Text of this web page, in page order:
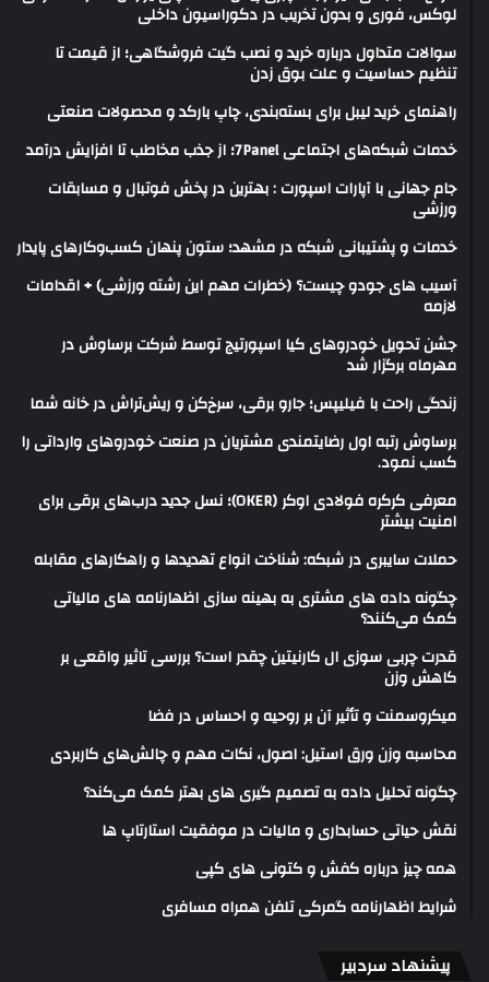
لوکس، فوری و بدون تخریب در دکوراسیون داخلی
سوالات متداول درباره خرید و نصب گیت فروشگاهی؛ از قیمت تا
تنظیم حساسیت و علت بوق زدن
راهنمای خرید لیبل برای بسته‌بندی، چاپ بارکد و محصولات صنعتی
خدمات شبکه‌های اجتماعی 7Panel؛ از جذب مخاطب تا افزایش درآمد
جام جهانی با آپارات اسپورت : بهترین در پخش فوتبال و مسابقات
ورزشی
خدمات و پشتیبانی شبکه در مشهد؛ ستون پنهان کسب‌وکارهای پایدار
آسیب های جودو چیست؟ (خطرات مهم این رشته ورزشی) + اقدامات
لازمه
جشن تحویل خودروهای کیا اسپورتیج توسط شرکت برساوش در
مهرماه برگزار شد
زندگی راحت با فیلیپس؛ جارو برقی، سرخ‌کن و ریش‌تراش در خانه شما
برساوش رتبه اول رضایتمندی مشتریان در صنعت خودروهای وارداتی را
کسب نمود.
معرفی کرکره فولادی اوکر (OKER)؛ نسل جدید درب‌های برقی برای
امنیت بیشتر
حملات سایبری در شبکه: شناخت انواع تهدیدها و راهکارهای مقابله
چگونه داده های مشتری به بهینه سازی اظهارنامه های مالیاتی
کمک می‌کنند؟
قدرت چربی سوزی ال کارنیتین چقدر است؟ بررسی تاثیر واقعی بر
کاهش وزن
میکروسمنت و تأثیر آن بر روحیه و احساس در فضا
محاسبه وزن ورق استیل: اصول، نکات مهم و چالش‌های کاربردی
چگونه تحلیل داده به تصمیم گیری های بهتر کمک می‌کند؟
نقش حیاتی حسابداری و مالیات در موفقیت استارتاپ ها
همه چیز درباره کفش و کتونی های کپی
شرایط اظهارنامه گمرکی تلفن همراه مسافری
پیشنهاد سردبیر